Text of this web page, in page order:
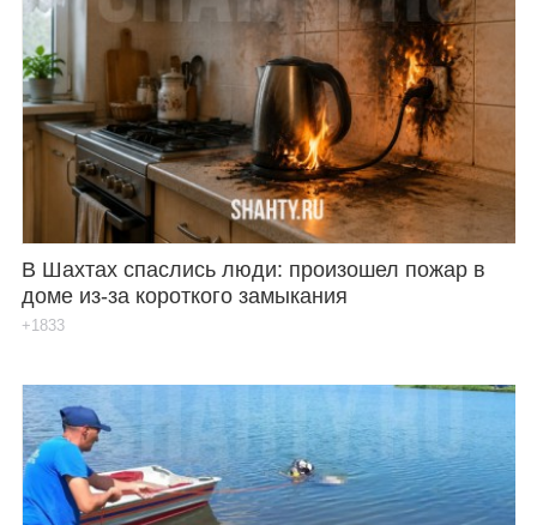
В Шахтах спаслись люди: произошел пожар в
доме из-за короткого замыкания
+1833